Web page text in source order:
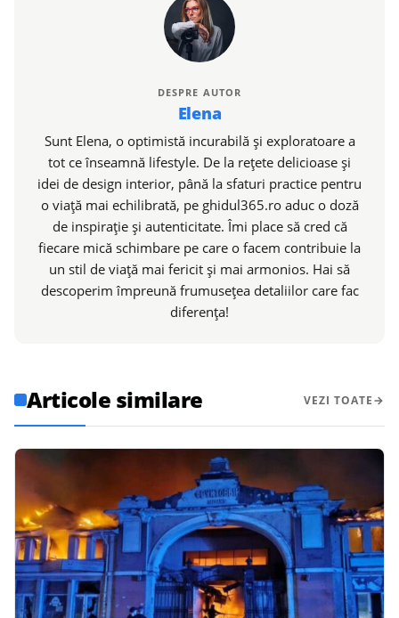
DESPRE AUTOR
Elena
Sunt Elena, o optimistă incurabilă și exploratoare a
tot ce înseamnă lifestyle. De la rețete delicioase și
idei de design interior, până la sfaturi practice pentru
o viață mai echilibrată, pe ghidul365.ro aduc o doză
de inspirație și autenticitate. Îmi place să cred că
fiecare mică schimbare pe care o facem contribuie la
un stil de viață mai fericit și mai armonios. Hai să
descoperim împreună frumusețea detaliilor care fac
diferența!
Articole similare VEZI TOATE